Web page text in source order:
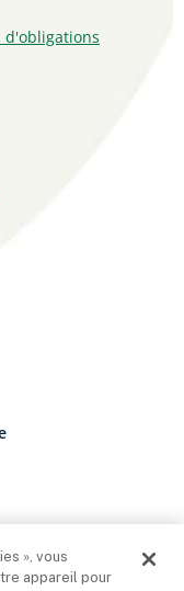
d'obligations
Canada
USA
», vous
appareil pour